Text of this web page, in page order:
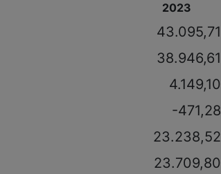
2023
43.095,71
38.946,61
4.149,10
-471,28
23.238,52
23.709,80